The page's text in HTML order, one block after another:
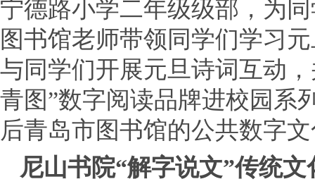
宁德路小学二年级级部，为
图书馆老师带领同学们学习
与同学们开展元旦诗词互动
青图”数字阅读品牌进校园系
后青岛市图书馆的公共数字
尼山书院“解字说文”传统